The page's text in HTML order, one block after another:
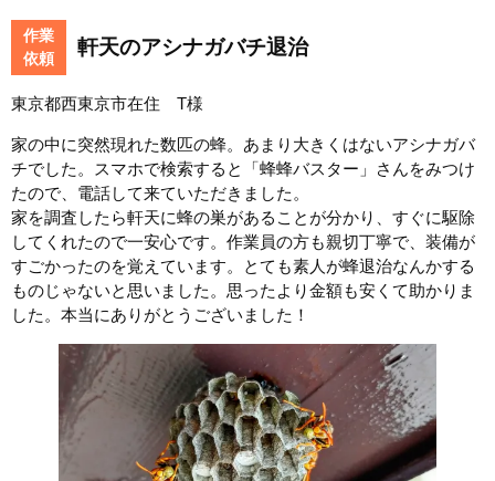
作業
依頼
軒天のアシナガバチ退治
東京都西東京市在住 T様
家の中に突然現れた数匹の蜂。あまり大きくはないアシナガバ
チでした。スマホで検索すると「蜂蜂バスター」さんをみつけ
たので、電話して来ていただきました。
家を調査したら軒天に蜂の巣があることが分かり、すぐに駆除
してくれたので一安心です。作業員の方も親切丁寧で、装備が
すごかったのを覚えています。とても素人が蜂退治なんかする
ものじゃないと思いました。思ったより金額も安くて助かりま
した。本当にありがとうございました！